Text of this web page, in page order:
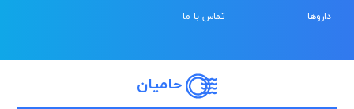
داروها
تماس با ما
حامیان